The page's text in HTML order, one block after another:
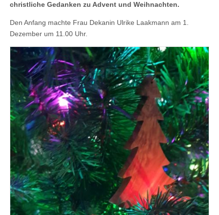
christliche Gedanken zu Advent und Weihnachten.
Den Anfang machte Frau Dekanin Ulrike Laakmann am 1.
Dezember um 11.00 Uhr.